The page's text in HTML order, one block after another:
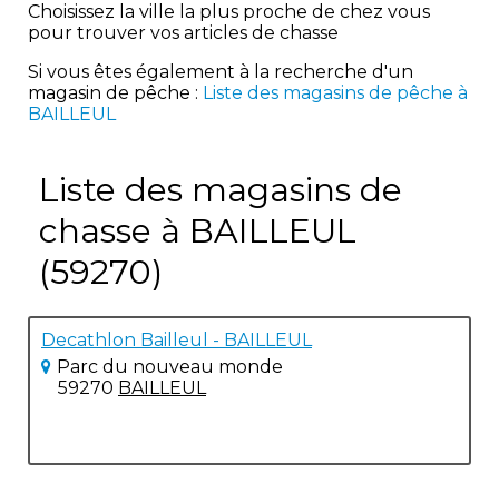
Choisissez la ville la plus proche de chez vous
pour trouver vos articles de chasse
Si vous êtes également à la recherche d'un
magasin de pêche : Liste des magasins de pêche à
BAILLEUL
Liste des magasins de
chasse à BAILLEUL
(59270)
Decathlon Bailleul - BAILLEUL
Parc du nouveau monde
59270 BAILLEUL